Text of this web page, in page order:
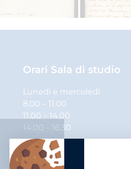
Orari Sala di studio
Lunedì e mercoledì
8.00 – 11.00
11.00 – 14.00
14.00 – 16.30
Martedì, giovedì e venerdì
8.00 – 11.00